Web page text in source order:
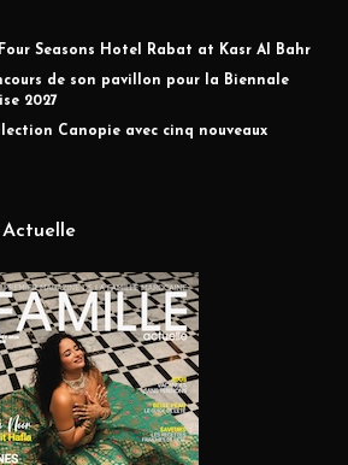
Seasons Hotel Rabat at Kasr Al Bahr
de son pavillon pour la Biennale
2027
Canopie avec cinq nouveaux
Actuelle